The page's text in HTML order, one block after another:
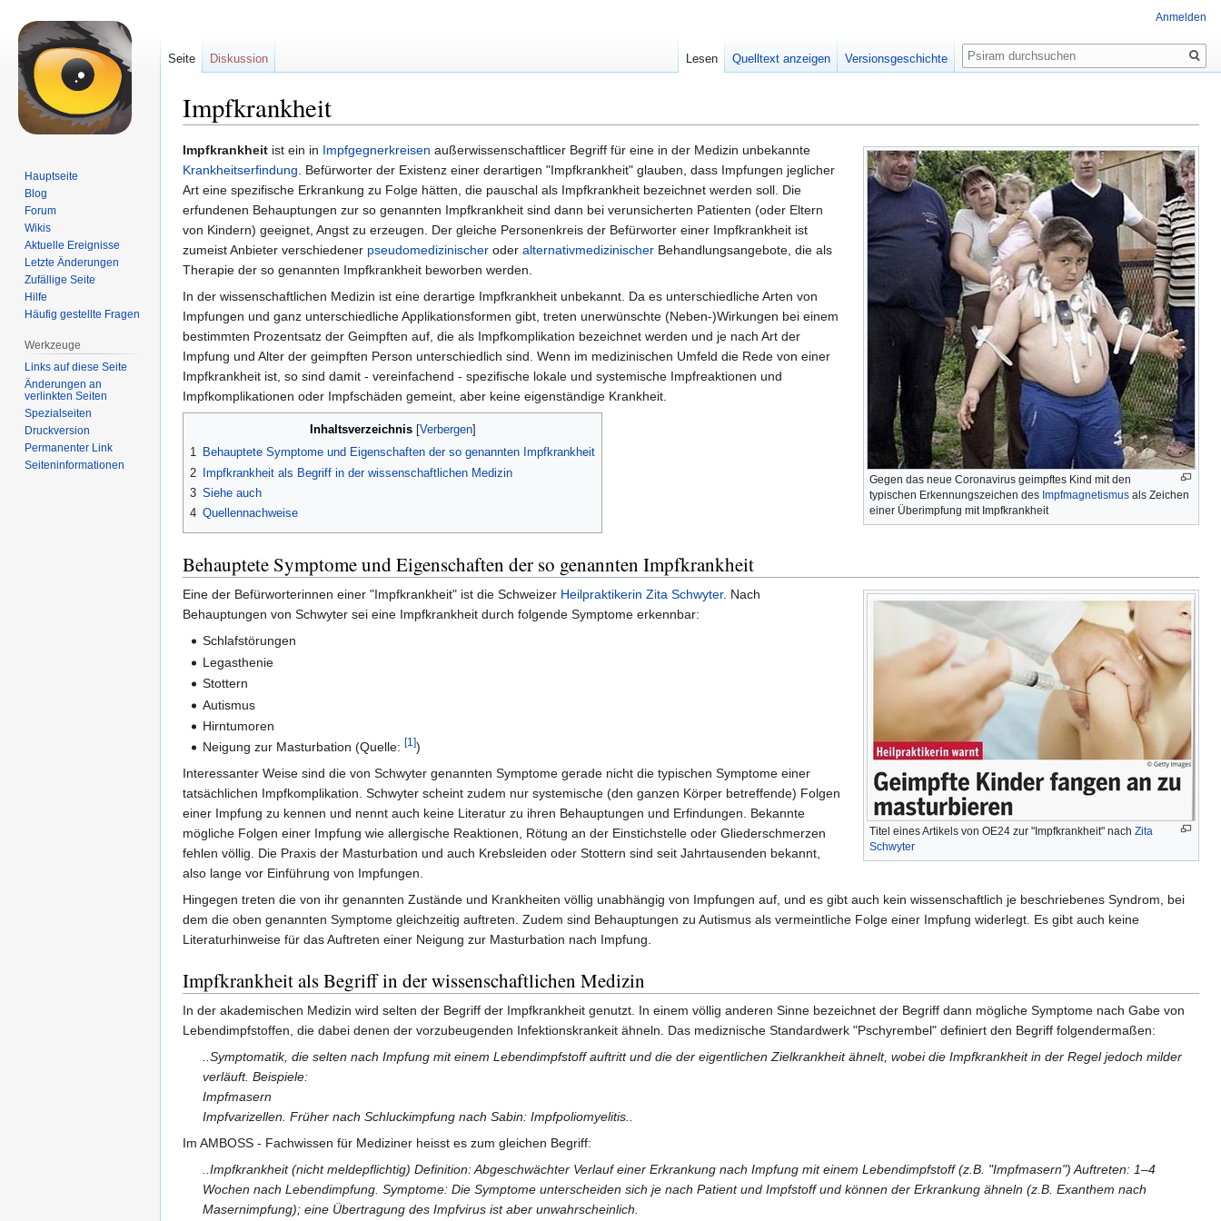
Impfkrankheit
Zur
Navigation
springen
Zur
Suche
springen
Gegen das neue Coronavirus geimpftes Kind mit den
typischen Erkennungszeichen des Impfmagnetismus als Zeichen
einer Überimpfung mit Impfkrankheit
Impfkrankheit ist ein in Impfgegnerkreisen außerwissenschaftlicer Begriff für eine in der Medizin unbekannte
Krankheitserfindung. Befürworter der Existenz einer derartigen "Impfkrankheit" glauben, dass Impfungen jeglicher
Art eine spezifische Erkrankung zu Folge hätten, die pauschal als Impfkrankheit bezeichnet werden soll. Die
erfundenen Behauptungen zur so genannten Impfkrankheit sind dann bei verunsicherten Patienten (oder Eltern
von Kindern) geeignet, Angst zu erzeugen. Der gleiche Personenkreis der Befürworter einer Impfkrankheit ist
zumeist Anbieter verschiedener pseudomedizinischer oder alternativmedizinischer Behandlungsangebote, die als
Therapie der so genannten Impfkrankheit beworben werden.
In der wissenschaftlichen Medizin ist eine derartige Impfkrankheit unbekannt. Da es unterschiedliche Arten von
Impfungen und ganz unterschiedliche Applikationsformen gibt, treten unerwünschte (Neben-)Wirkungen bei einem
bestimmten Prozentsatz der Geimpften auf, die als Impfkomplikation bezeichnet werden und je nach Art der
Impfung und Alter der geimpften Person unterschiedlich sind. Wenn im medizinischen Umfeld die Rede von einer
Impfkrankheit ist, so sind damit - vereinfachend - spezifische lokale und systemische Impfreaktionen und
Impfkomplikationen oder Impfschäden gemeint, aber keine eigenständige Krankheit.
Inhaltsverzeichnis
1 Behauptete Symptome und Eigenschaften der so genannten Impfkrankheit
2
Impfkrankheit als Begriff in der wissenschaftlichen Medizin
3 Siehe auch
4 Quellennachweise
Behauptete Symptome und Eigenschaften der so genannten Impfkrankheit
Titel eines Artikels von OE24 zur "Impfkrankheit" nach Zita
Schwyter
Eine der Befürworterinnen einer "Impfkrankheit" ist die Schweizer Heilpraktikerin Zita Schwyter. Nach
Behauptungen von Schwyter sei eine Impfkrankheit durch folgende Symptome erkennbar:
Schlafstörungen
Legasthenie
Stottern
Autismus
Hirntumoren
Neigung zur Masturbation (Quelle:[1])
Interessanter Weise sind die von Schwyter genannten Symptome gerade nicht die typischen Symptome einer
tatsächlichen Impfkomplikation. Schwyter scheint zudem nur systemische (den ganzen Körper betreffende) Folgen
einer Impfung zu kennen und nennt auch keine Literatur zu ihren Behauptungen und Erfindungen. Bekannte
mögliche Folgen einer Impfung wie allergische Reaktionen, Rötung an der Einstichstelle oder Gliederschmerzen
fehlen völlig. Die Praxis der Masturbation und auch Krebsleiden oder Stottern sind seit Jahrtausenden bekannt,
also lange vor Einführung von Impfungen.
Hingegen treten die von ihr genannten Zustände und Krankheiten völlig unabhängig von Impfungen auf, und es gibt auch kein wissenschaftlich je beschriebenes Syndrom, bei
dem die oben genannten Symptome gleichzeitig auftreten. Zudem sind Behauptungen zu Autismus als vermeintliche Folge einer Impfung widerlegt. Es gibt auch keine
Literaturhinweise für das Auftreten einer Neigung zur Masturbation nach Impfung.
Impfkrankheit als Begriff in der wissenschaftlichen Medizin
In der akademischen Medizin wird selten der Begriff der Impfkrankheit genutzt. In einem völlig anderen Sinne bezeichnet der Begriff dann mögliche Symptome nach Gabe von
Lebendimpfstoffen, die dabei denen der vorzubeugenden Infektionskrankeit ähneln. Das mediznische Standardwerk "Pschyrembel" definiert den Begriff folgendermaßen:
..Symptomatik, die selten nach Impfung mit einem Lebendimpfstoff auftritt und die der eigentlichen Zielkrankheit ähnelt, wobei die Impfkrankheit in der Regel jedoch milder
verläuft. Beispiele:
Impfmasern
Impfvarizellen. Früher nach Schluckimpfung nach Sabin: Impfpoliomyelitis..
Im AMBOSS - Fachwissen für Mediziner heisst es zum gleichen Begriff:
..Impfkrankheit (nicht meldepflichtig) Definition: Abgeschwächter Verlauf einer Erkrankung nach Impfung mit einem Lebendimpfstoff (z.B. "Impfmasern") Auftreten: 1–4
Wochen nach Lebendimpfung. Symptome: Die Symptome unterscheiden sich je nach Patient und Impfstoff und können der Erkrankung ähneln (z.B. Exanthem nach
Masernimpfung); eine Übertragung des Impfvirus ist aber unwahrscheinlich.
Anmelden
Seite Diskussion Lesen Quelltext anzeigen Versionsgeschichte
Suche
Hauptseite
Blog
Forum
Wikis
Aktuelle Ereignisse
Letzte Änderungen
Zufällige Seite
Hilfe
Häufig gestellte Fragen
Werkzeuge
Links auf diese Seite
Änderungen an
verlinkten Seiten
Spezialseiten
Druckversion
Permanenter Link
Seiten­informationen